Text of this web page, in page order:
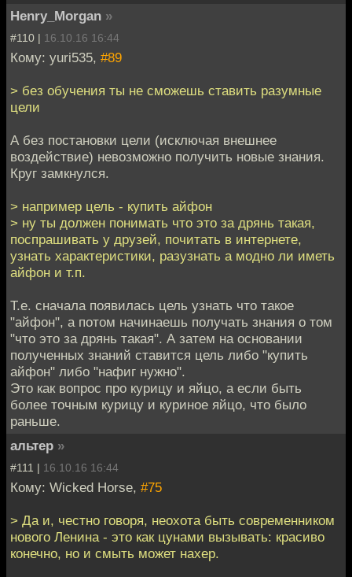
Henry_Morgan »
#110 | 16.10.16 16:44
Кому: yuri535, #89
> без обучения ты не сможешь ставить разумные
цели
А без постановки цели (исключая внешнее
воздействие) невозможно получить новые знания.
Круг замкнулся.
> например цель - купить айфон
> ну ты должен понимать что это за дрянь такая,
поспрашивать у друзей, почитать в интернете,
узнать характеристики, разузнать а модно ли иметь
айфон и т.п.
Т.е. сначала появилась цель узнать что такое
"айфон", а потом начинаешь получать знания о том
"что это за дрянь такая". А затем на основании
полученных знаний ставится цель либо "купить
айфон" либо "нафиг нужно".
Это как вопрос про курицу и яйцо, а если быть
более точным курицу и куриное яйцо, что было
раньше.
альтер »
#111 | 16.10.16 16:44
Кому: Wicked Horse, #75
> Да и, честно говоря, неохота быть современником
нового Ленина - это как цунами вызывать: красиво
конечно, но и смыть может нахер.